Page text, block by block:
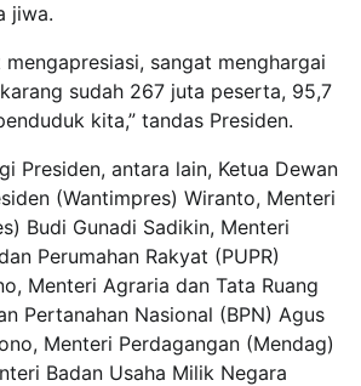
jiwa.
mengapresiasi, sangat menghargai
sudah 267 juta peserta, 95,7
kita,” tandas Presiden.
Presiden, antara lain, Ketua Dewan
(Wantimpres) Wiranto, Menteri
Budi Gunadi Sadikin, Menteri
Perumahan Rakyat (PUPR)
Menteri Agraria dan Tata Ruang
Pertanahan Nasional (BPN) Agus
Menteri Perdagangan (Mendag)
Badan Usaha Milik Negara